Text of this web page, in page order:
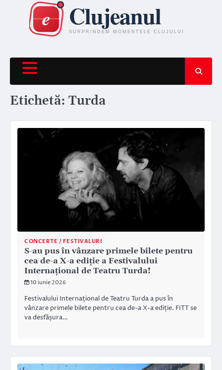
content
Etichetă: Turda
CONCERTE / FESTIVALURI
S-au pus în vânzare primele bilete pentru
cea de-a X-a ediție a Festivalului
Internațional de Teatru Turda!
10 iunie 2026
Festivalului Internațional de Teatru Turda a pus în
vânzare primele bilete pentru cea de-a X-a ediție. FITT se
va desfășura…